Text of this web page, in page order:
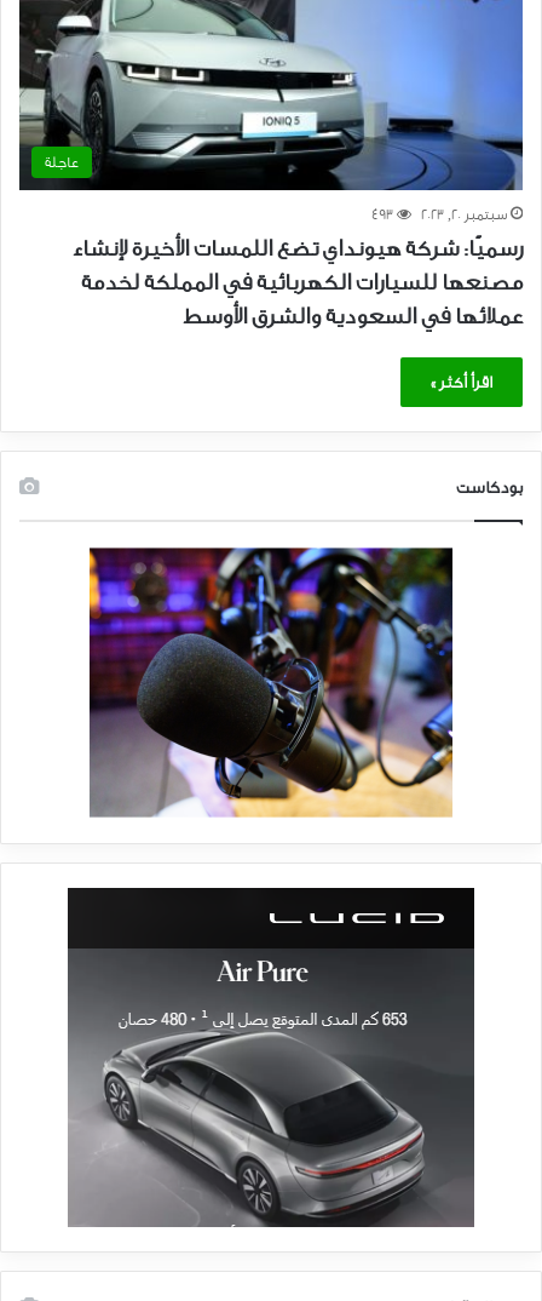
عاجلة
سبتمبر 20, 2023 493
رسميًا: شركة هيونداي تضع اللمسات الأخيرة لإنشاء
مصنعها للسيارات الكهربائية في المملكة لخدمة
عملائها في السعودية والشرق الأوسط
اقرأ أكثر »
بودكاست